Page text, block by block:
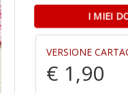
I MIEI
VERSIONE
€ 1,90